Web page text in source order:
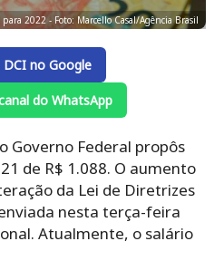
2022 - Foto: Marcello Casal/Agência Brasil
DCI no Google
do WhatsApp
Governo Federal propôs
de R$ 1.088. O aumento
da Lei de Diretrizes
nesta terça-feira
Atualmente, o salário